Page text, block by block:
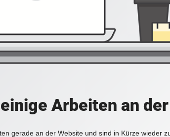
Arbeiten an
gerade an der Website und sind in Kürze wieder